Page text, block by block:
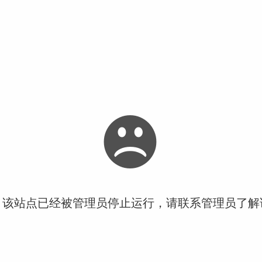
站点已经被管理员停止运行，请联系管理员了